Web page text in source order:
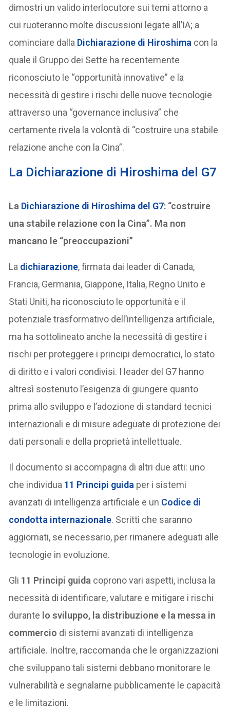
dimostri un valido interlocutore sui temi attorno a
cui ruoteranno molte discussioni legate all’IA; a
cominciare dalla Dichiarazione di Hiroshima con la
quale il Gruppo dei Sette ha recentemente
riconosciuto le “opportunità innovative” e la
necessità di gestire i rischi delle nuove tecnologie
attraverso una “governance inclusiva” che
certamente rivela la volontà di “costruire una stabile
relazione anche con la Cina”.
La Dichiarazione di Hiroshima del G7
La Dichiarazione di Hiroshima del G7: “costruire
una stabile relazione con la Cina”. Ma non
mancano le “preoccupazioni”
La dichiarazione, firmata dai leader di Canada,
Francia, Germania, Giappone, Italia, Regno Unito e
Stati Uniti, ha riconosciuto le opportunità e il
potenziale trasformativo dell’intelligenza artificiale,
ma ha sottolineato anche la necessità di gestire i
rischi per proteggere i principi democratici, lo stato
di diritto e i valori condivisi. I leader del G7 hanno
altresì sostenuto l’esigenza di giungere quanto
prima allo sviluppo e l’adozione di standard tecnici
internazionali e di misure adeguate di protezione dei
dati personali e della proprietà intellettuale.
Il documento si accompagna di altri due atti: uno
che individua 11 Principi guida per i sistemi
avanzati di intelligenza artificiale e un Codice di
condotta internazionale. Scritti che saranno
aggiornati, se necessario, per rimanere adeguati alle
tecnologie in evoluzione.
Gli 11 Principi guida coprono vari aspetti, inclusa la
necessità di identificare, valutare e mitigare i rischi
durante lo sviluppo, la distribuzione e la messa in
commercio di sistemi avanzati di intelligenza
artificiale. Inoltre, raccomanda che le organizzazioni
che sviluppano tali sistemi debbano monitorare le
vulnerabilità e segnalarne pubblicamente le capacità
e le limitazioni.